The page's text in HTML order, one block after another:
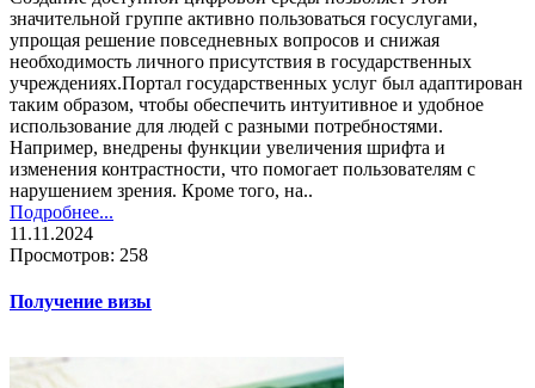
значительной группе активно пользоваться госуслугами,
упрощая решение повседневных вопросов и снижая
необходимость личного присутствия в государственных
учреждениях.Портал государственных услуг был адаптирован
таким образом, чтобы обеспечить интуитивное и удобное
использование для людей с разными потребностями.
Например, внедрены функции увеличения шрифта и
изменения контрастности, что помогает пользователям с
нарушением зрения. Кроме того, на..
Подробнее...
11.11.2024
Просмотров: 258
Получение визы